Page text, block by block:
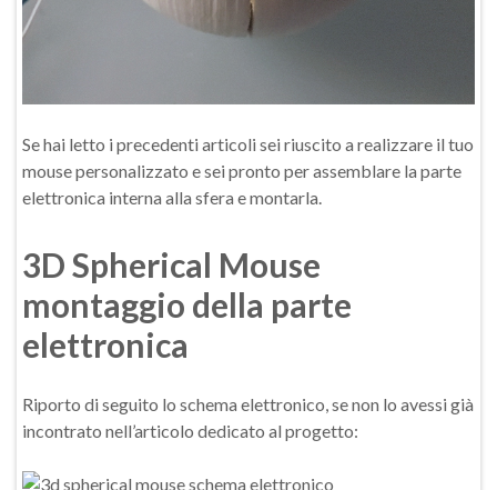
Se hai letto i precedenti articoli sei riuscito a realizzare il tuo
mouse personalizzato e sei pronto per assemblare la parte
elettronica interna alla sfera e montarla.
3D Spherical Mouse
montaggio della parte
elettronica
Riporto di seguito lo schema elettronico, se non lo avessi già
incontrato nell’articolo dedicato al progetto: